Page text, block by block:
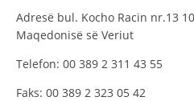
Аdresë bul. Kocho Racin nr.13
Maqedonisë së Veriut
Telefon: 00 389 2 311 43 55
Faks: 00 389 2 323 05 42